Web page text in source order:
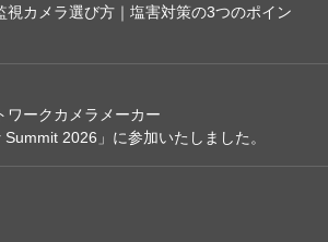
視カメラ選び方｜塩害対策の3つのポイン
ワークカメラメーカー
Summit 2026」に参加いたしました。